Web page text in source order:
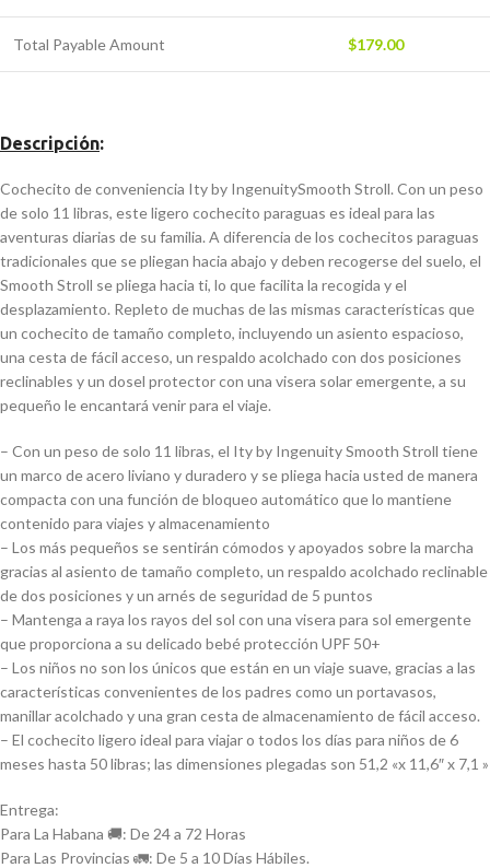
Total Payable Amount $179.00
Descripción:
Cochecito de conveniencia Ity by IngenuitySmooth Stroll. Con un peso
de solo 11 libras, este ligero cochecito paraguas es ideal para las
aventuras diarias de su familia. A diferencia de los cochecitos paraguas
tradicionales que se pliegan hacia abajo y deben recogerse del suelo, el
Smooth Stroll se pliega hacia ti, lo que facilita la recogida y el
desplazamiento. Repleto de muchas de las mismas características que
un cochecito de tamaño completo, incluyendo un asiento espacioso,
una cesta de fácil acceso, un respaldo acolchado con dos posiciones
reclinables y un dosel protector con una visera solar emergente, a su
pequeño le encantará venir para el viaje.
– Con un peso de solo 11 libras, el Ity by Ingenuity Smooth Stroll tiene
un marco de acero liviano y duradero y se pliega hacia usted de manera
compacta con una función de bloqueo automático que lo mantiene
contenido para viajes y almacenamiento
– Los más pequeños se sentirán cómodos y apoyados sobre la marcha
gracias al asiento de tamaño completo, un respaldo acolchado reclinable
de dos posiciones y un arnés de seguridad de 5 puntos
– Mantenga a raya los rayos del sol con una visera para sol emergente
que proporciona a su delicado bebé protección UPF 50+
– Los niños no son los únicos que están en un viaje suave, gracias a las
características convenientes de los padres como un portavasos,
manillar acolchado y una gran cesta de almacenamiento de fácil acceso.
– El cochecito ligero ideal para viajar o todos los días para niños de 6
meses hasta 50 libras; las dimensiones plegadas son 51,2 «x 11,6″ x 7,1 »
Entrega:
Para La Habana 🚚: De 24 a 72 Horas
Para Las Provincias 🚛: De 5 a 10 Días Hábiles.